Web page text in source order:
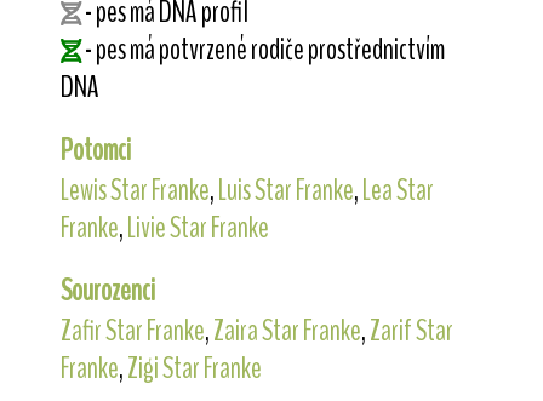
- pes má DNA profil
- pes má potvrzené rodiče prostřednictvím
DNA
Potomci
Lewis Star Franke,Luis Star Franke,Lea Star
Franke,Livie Star Franke
Sourozenci
Zafir Star Franke,Zaira Star Franke,Zarif Star
Franke,Zigi Star Franke